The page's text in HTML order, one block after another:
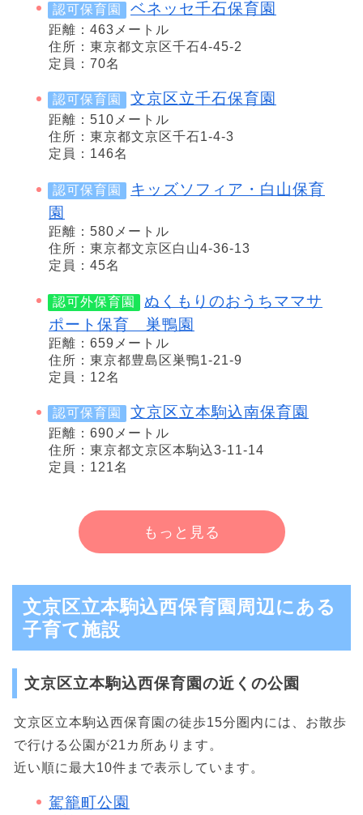
認可保育園 ベネッセ千石保育園
距離：463メートル
住所：東京都文京区千石4-45-2
定員：70名
認可保育園 文京区立千石保育園
距離：510メートル
住所：東京都文京区千石1-4-3
定員：146名
認可保育園
キッズソフィア・白山保育
園
距離：580メートル
住所：東京都文京区白山4-36-13
定員：45名
認可外保育園
ぬくもりのおうちママサ
ポート保育 巣鴨園
距離：659メートル
住所：東京都豊島区巣鴨1-21-9
定員：12名
認可保育園 文京区立本駒込南保育園
距離：690メートル
住所：東京都文京区本駒込3-11-14
定員：121名
もっと見る
文京区立本駒込西保育園周辺にある
子育て施設
文京区立本駒込西保育園の近くの公園
文京区立本駒込西保育園の徒歩15分圏内には、お散歩
で行ける公園が21カ所あります。
近い順に最大10件まで表示しています。
駕籠町公園